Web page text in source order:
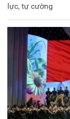
lực, tự cường